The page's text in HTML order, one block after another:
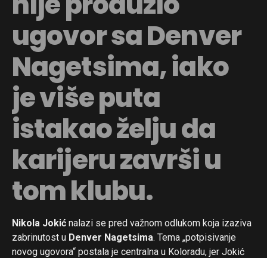
ugovor sa Denver
Nagetsima, iako
je više puta
istakao želju da
karijeru završi u
tom klubu.
Nikola Jokić nalazi se pred važnom odlukom koja izaziva
zabrinutost u Denver Nagetsima. Tema „potpisivanje
novog ugovora“ postala je centralna u Koloradu, jer Jokić